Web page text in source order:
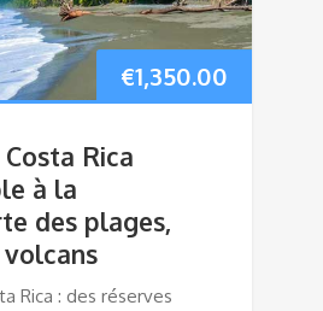
€1,350.00
Rica
à la
des plages,
volcans
Rica : des réserves